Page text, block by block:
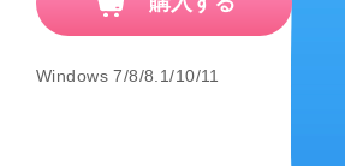
Windows 7/8/8.1/10/11